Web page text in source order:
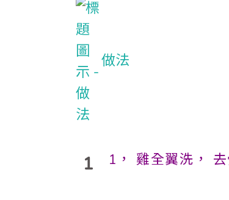
做法
1 1， 雞全翼洗， 去